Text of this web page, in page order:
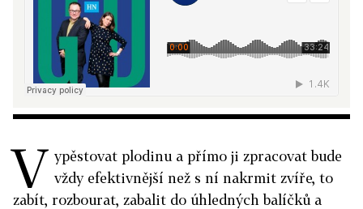
V ypěstovat plodinu a přímo ji zpracovat bude
vždy efektivnější než s ní nakrmit zvíře, to
zabít, rozbourat, zabalit do úhledných balíčků a